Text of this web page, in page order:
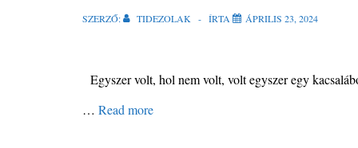
SZERZŐ: TIDEZOLAK ÍRTA ÁPRILIS 23, 2024
Egyszer volt, hol nem volt, volt egyszer egy
… Read more